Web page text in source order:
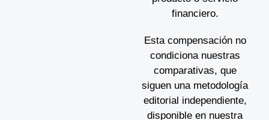
financiero.
Esta compensación no
condiciona nuestras
comparativas, que
siguen una metodología
editorial independiente,
disponible en nuestra